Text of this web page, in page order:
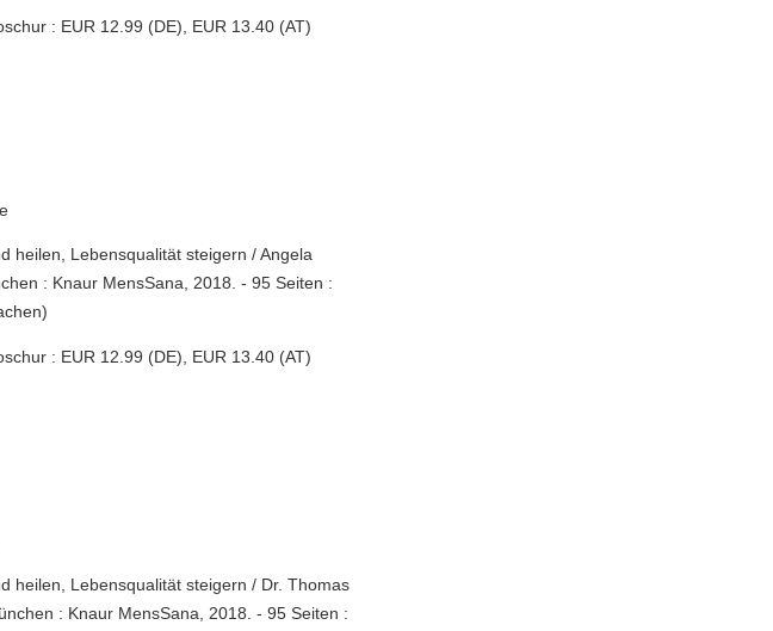
: EUR 12.99 (DE), EUR 13.40 (AT)
heilen, Lebensqualität steigern / Angela
: Knaur MensSana, 2018. - 95 Seiten :
: EUR 12.99 (DE), EUR 13.40 (AT)
heilen, Lebensqualität steigern / Dr. Thomas
: Knaur MensSana, 2018. - 95 Seiten :